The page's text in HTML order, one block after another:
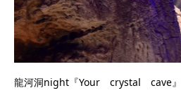
龍河洞night『Your crystaⅼ cave』